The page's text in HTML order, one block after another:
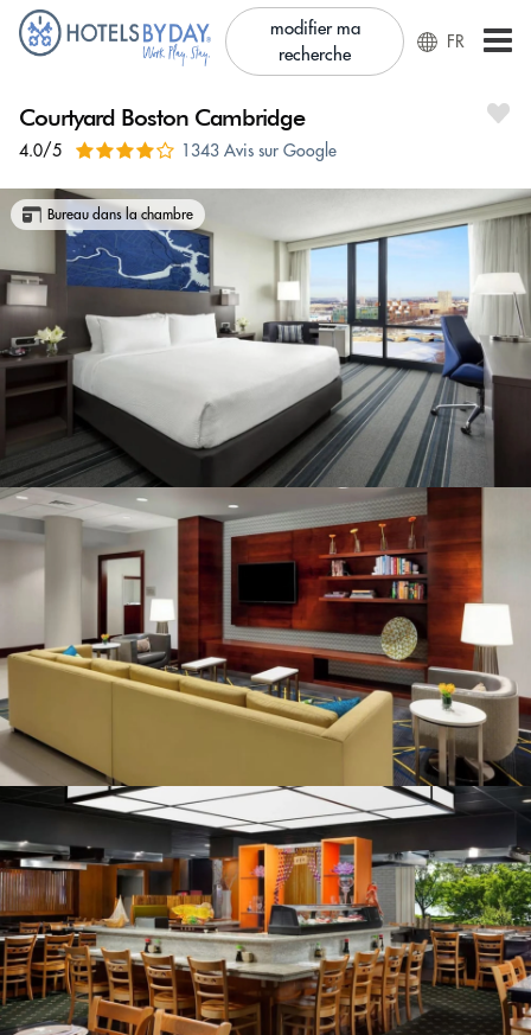
modifier ma
recherche
FR
Courtyard Boston Cambridge
4.0/5 1343 Avis sur Google
Bureau dans la chambre